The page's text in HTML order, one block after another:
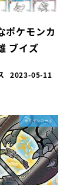
ポケモンカ
ブイズ
2023-05-11
ポケモンカード